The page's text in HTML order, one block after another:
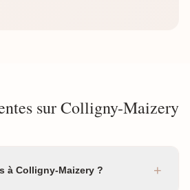
sur Colligny-Maizery
à Colligny-Maizery ? +